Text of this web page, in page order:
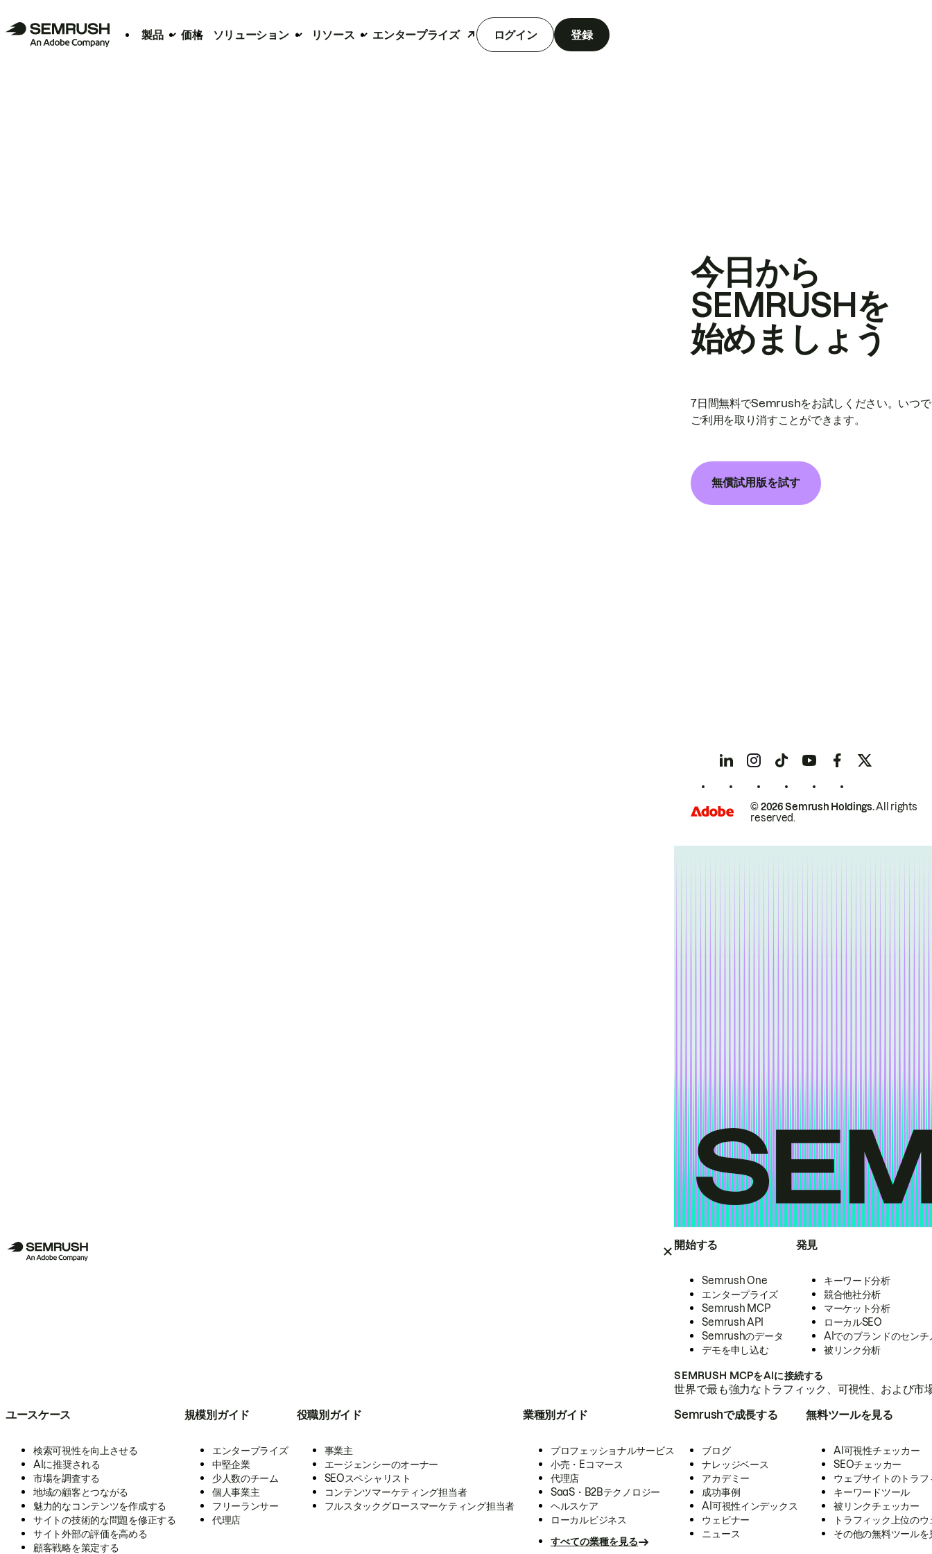
製品 価格 ソリューション リソース エンタープライズ ログイン 登録
開始する
Semrush One
エンタープライズ
Semrush MCP
Semrush API
Semrushのデータ
デモを申し込む
発見
キーワード分析
競合他社分析
マーケット分析
ローカルSEO
AIでのブランドのセンチ
被リンク分析
SEMRUSH MCPをAIに接続する
世界で最も強力なトラフィック、可視性、および
ユースケース
検索可視性を向上させる
AIに推奨される
市場を調査する
地域の顧客とつながる
魅力的なコンテンツを作成する
サイトの技術的な問題を修正する
サイト外部の評価を高める
顧客戦略を策定する
規模別ガイド
エンタープライズ
中堅企業
少人数のチーム
個人事業主
フリーランサー
代理店
役職別ガイド
事業主
エージェンシーのオーナー
SEOスペシャリスト
コンテンツマーケティング担当者
フルスタックグロースマーケティング担当者
業種別ガイド
プロフェッショナルサービス
小売・Eコマース
代理店
SaaS・B2Bテクノロジー
ヘルスケア
ローカルビジネス
すべての業種を見る
Semrushで成長する
ブログ
ナレッジベース
アカデミー
成功事例
AI可視性インデックス
ウェビナー
ニュース
無料ツールを見る
AI可視性チェッカー
SEOチェッカー
ウェブサイトのトラ
キーワードツール
被リンクチェッカー
トラフィック上位の
その他の無料ツールを
今日から
SEMRUSHを
始めましょう
7日間無料でSemrushをお試しください。いつ
ご利用を取り消すことができます。
無償試用版を試す
© 2026 Semrush Holdings.All rights
reserved.